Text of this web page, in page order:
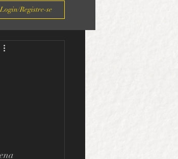
Login/Registre-se